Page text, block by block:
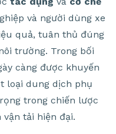
và người dùng xe
quả, tuân thủ đúng
trường. Trong bối
càng được khuyến
loại dung dịch phụ
trong chiến lược
tải hiện đại.